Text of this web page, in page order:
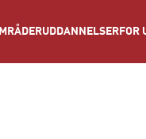
UDDANNELSER FOR